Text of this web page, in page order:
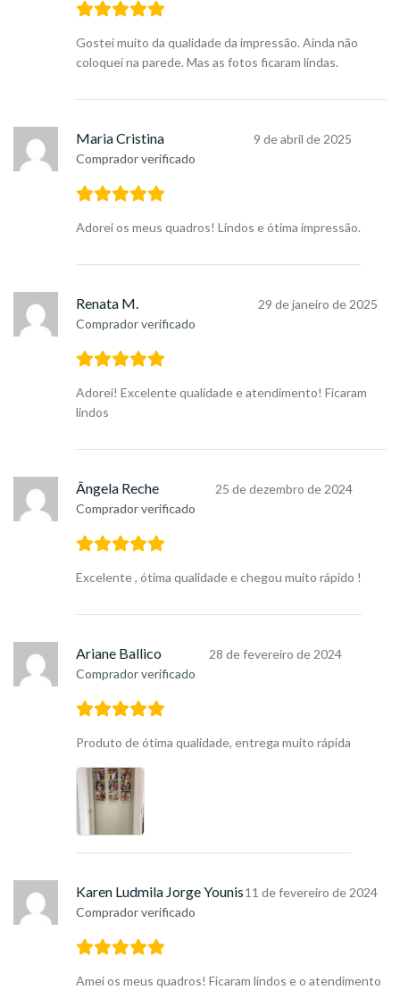
Gostei muito da qualidade da impressão. Ainda não
coloquei na parede. Mas as fotos ficaram lindas.
Maria Cristina
Comprador verificado
9 de abril de 2025
Adorei os meus quadros! Lindos e ótima impressão.
Renata M.
Comprador verificado
29 de janeiro de 2025
Adorei! Excelente qualidade e atendimento! Ficaram
lindos
Ângela Reche
Comprador verificado
25 de dezembro de 2024
Excelente , ótima qualidade e chegou muito rápido !
Ariane Ballico
Comprador verificado
28 de fevereiro de 2024
Produto de ótima qualidade, entrega muito rápida
Karen Ludmila Jorge Younis
Comprador verificado
11 de fevereiro de 2024
Amei os meus quadros! Ficaram lindos e o atendimento